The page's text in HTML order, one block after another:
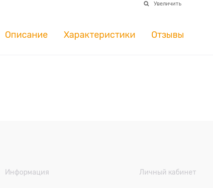
Увеличить
Описание Характеристики Отзывы
Информация Личный кабинет